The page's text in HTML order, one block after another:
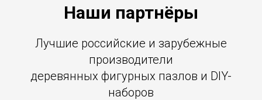
Наши партнёры
Лучшие российские и зарубежные
производители
деревянных фигурных пазлов и DIY-
наборов